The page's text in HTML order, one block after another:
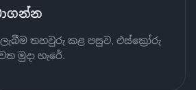
තහවුරු කළ පසුව, එස්ක්‍රෝරු
මුදා හැරේ.